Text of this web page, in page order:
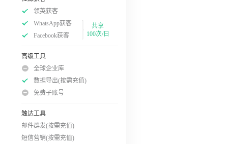
领英获客
WhatsApp获客
Facebook获客
共享
100次/日
高级工具
全球企业库
数据导出(按需充值)
免费子账号
触达工具
邮件群发(按需充值)
短信营销(按需充值)